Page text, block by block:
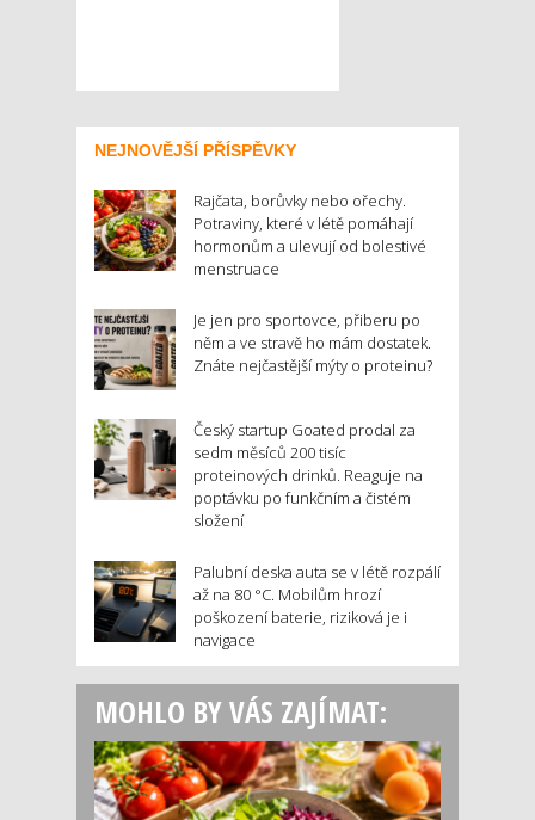
NEJNOVĚJŠÍ PŘÍSPĚVKY
Rajčata, borůvky nebo ořechy.
Potraviny, které v létě pomáhají
hormonům a ulevují od bolestivé
menstruace
Je jen pro sportovce, přiberu po
něm a ve stravě ho mám dostatek.
Znáte nejčastější mýty o proteinu?
Český startup Goated prodal za
sedm měsíců 200 tisíc
proteinových drinků. Reaguje na
poptávku po funkčním a čistém
složení
Palubní deska auta se v létě rozpálí
až na 80 °C. Mobilům hrozí
poškození baterie, riziková je i
navigace
MOHLO BY VÁS ZAJÍMAT: